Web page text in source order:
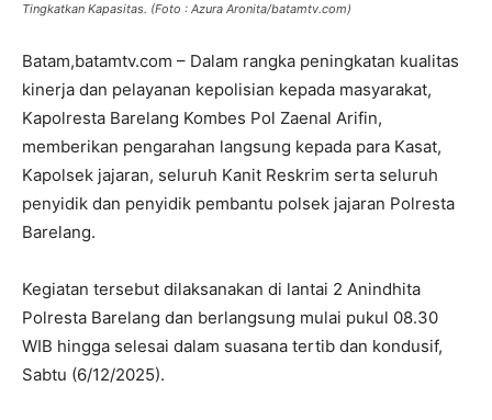
Tingkatkan Kapasitas. (Foto : Azura Aronita/batamtv.com)
Batam,batamtv.com – Dalam rangka peningkatan kualitas
kinerja dan pelayanan kepolisian kepada masyarakat,
Kapolresta Barelang Kombes Pol Zaenal Arifin,
memberikan pengarahan langsung kepada para Kasat,
Kapolsek jajaran, seluruh Kanit Reskrim serta seluruh
penyidik dan penyidik pembantu polsek jajaran Polresta
Barelang.
Kegiatan tersebut dilaksanakan di lantai 2 Anindhita
Polresta Barelang dan berlangsung mulai pukul 08.30
WIB hingga selesai dalam suasana tertib dan kondusif,
Sabtu (6/12/2025).